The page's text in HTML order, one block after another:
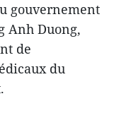
gouvernement
Anh Duong,
de
du